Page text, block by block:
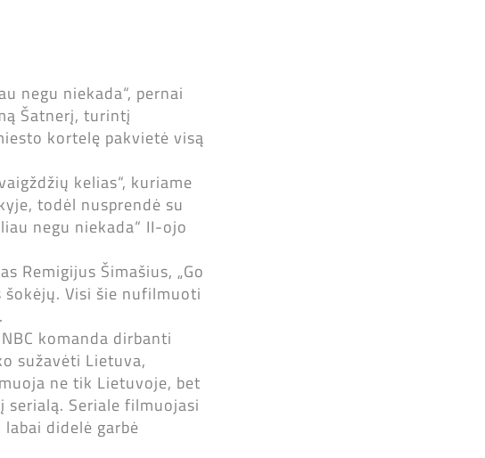
negu niekada“, pernai
Šatnerį, turintį
kortelę pakvietė visą
kelias“, kuriame
todėl nusprendė su
negu niekada“ II-ojo
Remigijus Šimašius, „Go
šokėjų. Visi šie nufilmuoti
komanda dirbanti
sužavėti Lietuva,
ne tik Lietuvoje, bet
serialą. Seriale filmuojasi
didelė garbė